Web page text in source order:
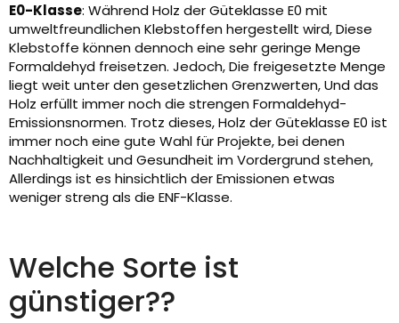
E0-Klasse: Während Holz der Güteklasse E0 mit
umweltfreundlichen Klebstoffen hergestellt wird, Diese
Klebstoffe können dennoch eine sehr geringe Menge
Formaldehyd freisetzen. Jedoch, Die freigesetzte Menge
liegt weit unter den gesetzlichen Grenzwerten, Und das
Holz erfüllt immer noch die strengen Formaldehyd-
Emissionsnormen. Trotz dieses, Holz der Güteklasse E0 ist
immer noch eine gute Wahl für Projekte, bei denen
Nachhaltigkeit und Gesundheit im Vordergrund stehen,
Allerdings ist es hinsichtlich der Emissionen etwas
weniger streng als die ENF-Klasse.
Welche Sorte ist
günstiger??